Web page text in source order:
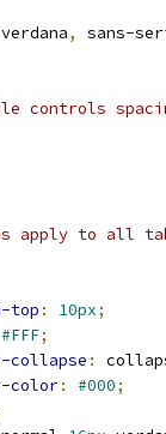
verdana,
sans-
controls
apply to all
top : 10px;
#FFF;
collapse :
color: #000;